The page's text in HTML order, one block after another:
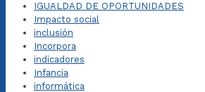
IGUALDAD DE OPORTUNIDADES
Impacto social
inclusión
Incorpora
indicadores
Infancia
informática